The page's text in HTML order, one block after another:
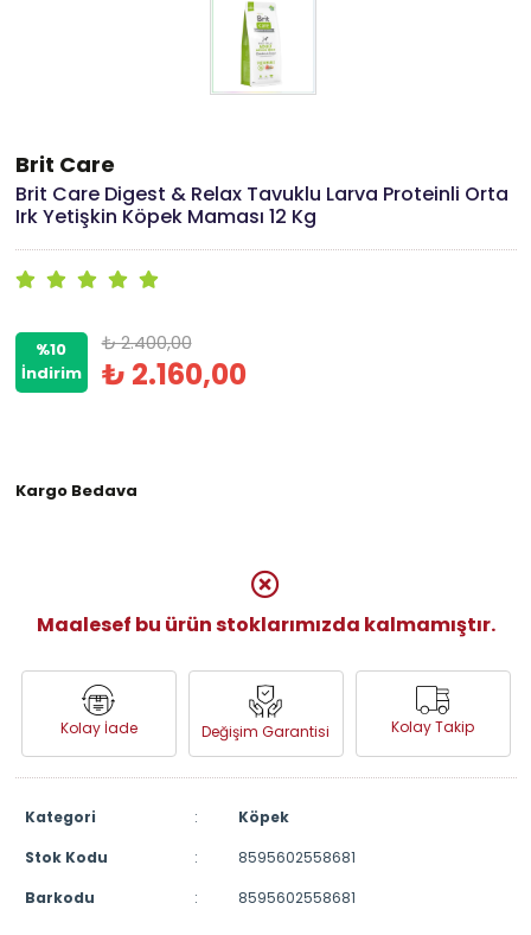
Brit Care
Brit Care Digest & Relax Tavuklu Larva Proteinli Orta
Irk Yetişkin Köpek Maması 12 Kg
%10
İndirim
₺ 2.400,00
₺ 2.160,00
Kargo Bedava
Maalesef bu ürün stoklarımızda kalmamıştır.
Kolay İade Değişim Garantisi Kolay Takip
Kategori :
Köpek
Stok Kodu
:
8595602558681
Barkodu
: 8595602558681